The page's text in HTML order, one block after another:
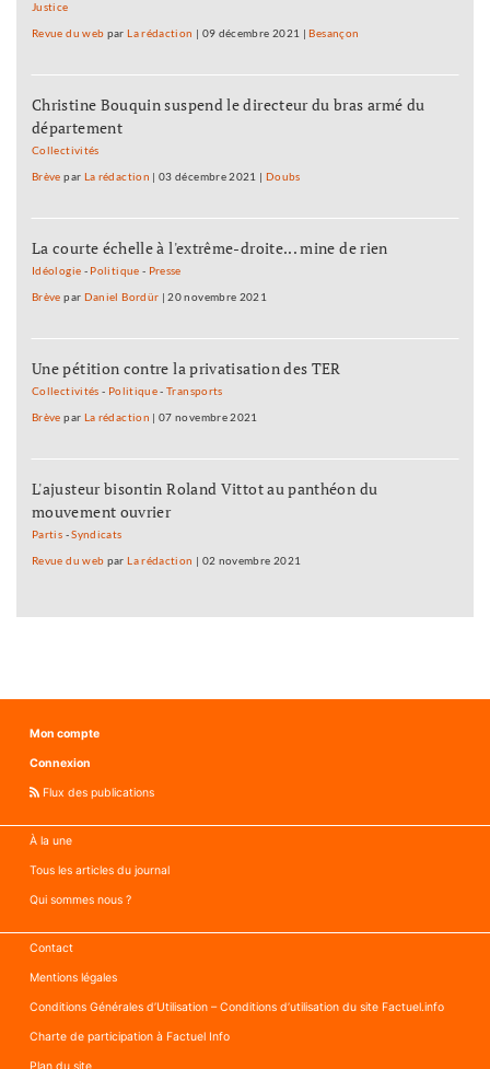
Justice
Revue du web parLa rédaction | 09 décembre 2021 |Besançon
Christine Bouquin suspend le directeur du bras armé du
département
Collectivités
Brève par La rédaction |03 décembre 2021 | Doubs
La courte échelle à l'extrême-droite... mine de rien
Idéologie - Politique - Presse
Brève par Daniel Bordür |20 novembre 2021
Une pétition contre la privatisation des TER
Collectivités - Politique-Transports
Brève par La rédaction |07 novembre 2021
L'ajusteur bisontin Roland Vittot au panthéon du
mouvement ouvrier
Partis -Syndicats
Revue du web parLa rédaction | 02 novembre 2021
Mon compte
Connexion
Flux des publications
À la une
Tous les articles du journal
Qui sommes nous ?
Contact
Mentions légales
Conditions Générales d’Utilisation – Conditions d’utilisation du site Factuel.info
Charte de participation à Factuel Info
Plan du site